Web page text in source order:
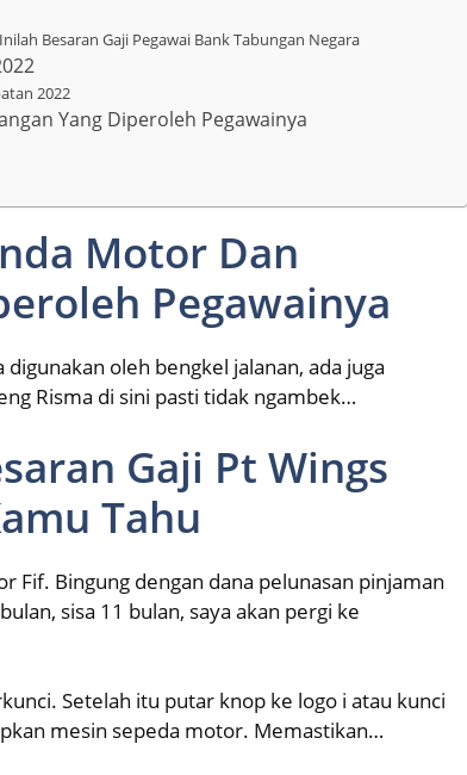
Besaran Gaji Pegawai Bank Tabungan Negara
2022
Yang Diperoleh Pegawainya
Motor Dan
Pegawainya
oleh bengkel jalanan, ada juga
Risma di sini pasti tidak ngambek…
Gaji Pt Wings
Tahu
Fif. Bingung dengan dana pelunasan pinjaman
sisa 11 bulan, saya akan pergi ke
Setelah itu putar knop ke logo i atau kunci
mesin sepeda motor. Memastikan…